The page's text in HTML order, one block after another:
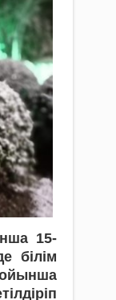
15-
білім